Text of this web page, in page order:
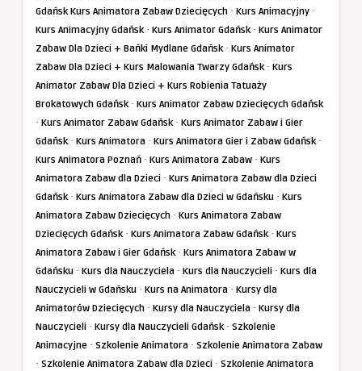
Gdańsk Kurs Animatora Zabaw Dziecięcych · Kurs Animacyjny ·
Kurs Animacyjny Gdańsk· Kurs Animator Gdańsk· Kurs Animator
Zabaw Dla Dzieci + Bańki Mydlane Gdańsk· Kurs Animator
Zabaw Dla Dzieci + Kurs Malowania Twarzy Gdańsk· Kurs
Animator Zabaw Dla Dzieci + Kurs Robienia Tatuaży
Brokatowych Gdańsk· Kurs Animator Zabaw Dziecięcych Gdańsk
· Kurs Animator Zabaw Gdańsk· Kurs Animator Zabaw i Gier
Gdańsk· Kurs Animatora · Kurs Animatora Gier i Zabaw Gdańsk·
Kurs Animatora Poznań · Kurs Animatora Zabaw · Kurs
Animatora Zabaw dla Dzieci · Kurs Animatora Zabaw dla Dzieci
Gdańsk· Kurs Animatora Zabaw dla Dzieci w Gdańsku · Kurs
Animatora Zabaw Dziecięcych · Kurs Animatora Zabaw
Dziecięcych Gdańsk· Kurs Animatora Zabaw Gdańsk· Kurs
Animatora Zabaw i Gier Gdańsk· Kurs Animatora Zabaw w
Gdańsku · Kurs dla Nauczyciela · Kurs dla Nauczycieli · Kurs dla
Nauczycieli w Gdańsku · Kurs na Animatora · Kursy dla
Animatorów Dziecięcych · Kursy dla Nauczyciela · Kursy dla
Nauczycieli · Kursy dla Nauczycieli Gdańsk· Szkolenie
Animacyjne · Szkolenie Animatora · Szkolenie Animatora Zabaw
· Szkolenie Animatora Zabaw dla Dzieci · Szkolenie Animatora